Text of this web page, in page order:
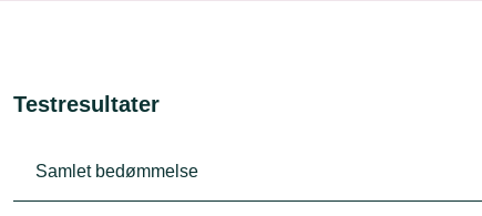
Testresultater
Samlet bedømmelse